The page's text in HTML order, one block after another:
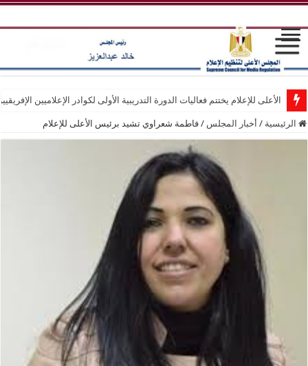
الأعلى للإعلام يختتم فعاليات الدورة التدريبية الأولى لكوادر الإعلاميين
الرئيسية / أخبار المجلس / فاطمة شعراوي تشيد برئيس الأعلى للإعلام